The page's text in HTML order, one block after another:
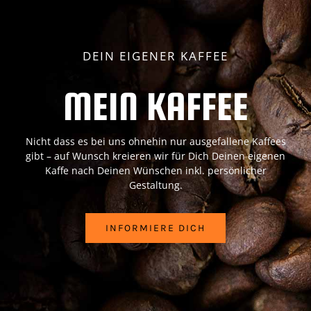
DEIN EIGENER KAFFEE
MEIN KAFFEE
Nicht dass es bei uns ohnehin nur ausgefallene Kaffees
gibt – auf Wunsch kreieren wir für Dich Deinen eigenen
Kaffe nach Deinen Wünschen inkl. persönlicher
Gestaltung.
INFORMIERE DICH